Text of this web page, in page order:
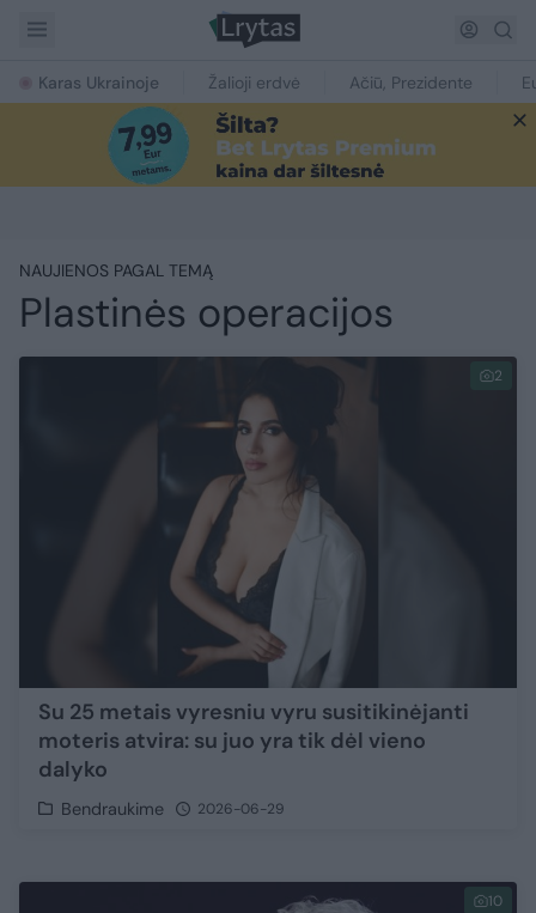
Karas Ukrainoje Žalioji erdvė Ačiū, Prezidente
NAUJIENOS PAGAL TEMĄ
Plastinės operacijos
2
Su 25 metais vyresniu vyru susitikinėjanti
moteris atvira: su juo yra tik dėl vieno
dalyko
Bendraukime 2026-06-29
10